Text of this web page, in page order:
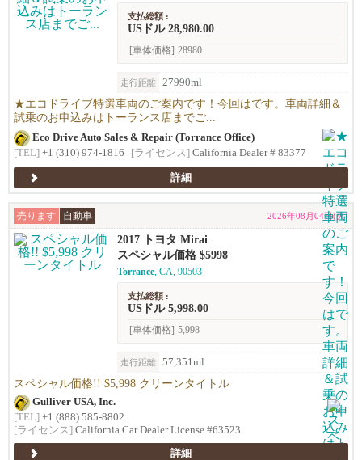
支払総額 :
USドル 28,980.00
[車体価格] 28980
走行距離 27990ml
★エコドライブ特選車両のご案内です！今回はです。車両詳細＆
試乗のお申込みはトーランス店までご...
Eco Drive Auto Sales & Repair (Torrance Office)
[TEL] +1 (310) 974-1816 [ライセンス] California Dealer # 83377
詳細
売ります 自動車 2026年08月04日(火)
2017 トヨタ Mirai
スペシャル価格 $5998
Torrance, CA, 90503
支払総額 :
USドル 5,998.00
[車体価格] 5,998
走行距離 57,351ml
スペシャル価格!! $5,998 クリーンタイトル
Gulliver USA, Inc.
[TEL] +1 (888) 585-8802
[ライセンス] California Car Dealer License #63523
詳細